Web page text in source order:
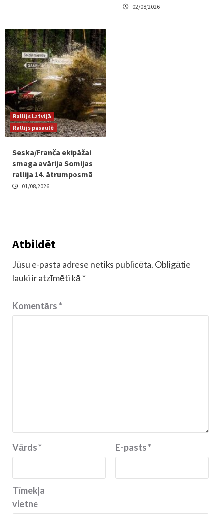
02/08/2026
Rallijs Latvijā
Rallijs pasaulē
Seska/Franča ekipāžai
smaga avārija Somijas
rallija 14. ātrumposmā
01/08/2026
Atbildēt
Jūsu e-pasta adrese netiks publicēta. Obligātie
lauki ir atzīmēti kā *
Komentārs*
Vārds* E-pasts*
Tīmekļa
vietne